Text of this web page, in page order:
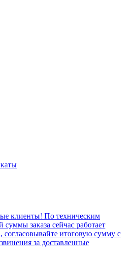
клиенты! По техническим
заказа сейчас работает
согласовывайте итоговую сумму с
за доставленные